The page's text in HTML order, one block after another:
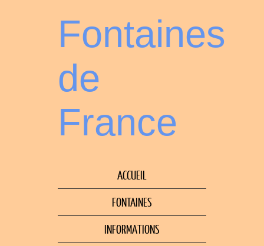
Fontaines
de
France
ACCUEIL
FONTAINES
INFORMATIONS